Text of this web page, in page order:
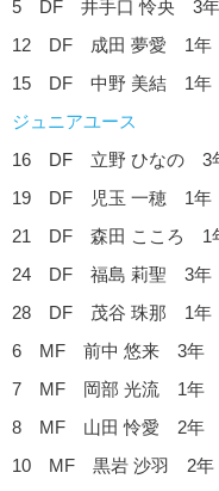
5 DF 井手口 怜央 3
12 DF 成田 夢愛 1年
15 DF 中野 美結 1年
ジュニアユース
16 DF 立野 ひなの 3
19 DF 児玉 一穂 1年
21 DF 森田 こころ 1
24 DF 福島 莉聖 3年
28 DF 茂谷 珠那 1年
6 MF 前中 悠来 3年
7 MF 岡部 光流 1年
8 MF 山田 怜愛 2年
10 MF 黒岩 沙羽 2